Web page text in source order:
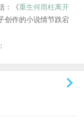
：《重生何雨柱离开
创作的小说情节跌宕